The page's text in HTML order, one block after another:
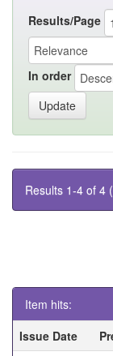
Results/Page
In order
Results 1-4 of 4
Item hits:
Issue Date